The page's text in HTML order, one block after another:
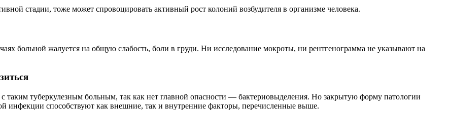
стадии, тоже может спровоцировать активный рост колоний возбудителя в организме человека.
больной жалуется на общую слабость, боли в груди. Ни исследование мокроты, ни рентгенограмма не указывают на
таким туберкулезным больным, так как нет главной опасности — бактериовыделения. Но закрытую форму патологии
инфекции способствуют как внешние, так и внутренние факторы, перечисленные выше.